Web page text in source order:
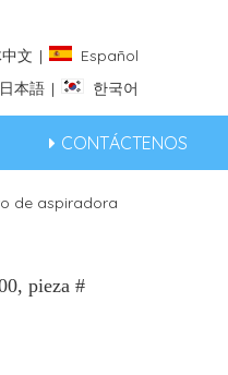
文 |
Español
日本語 | 한국어
CONTÁCTENOS
de aspiradora
pieza #